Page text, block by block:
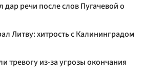
дар речи после слов Пугачевой о
Литву: хитрость с Калининградом
тревогу из-за угрозы окончания